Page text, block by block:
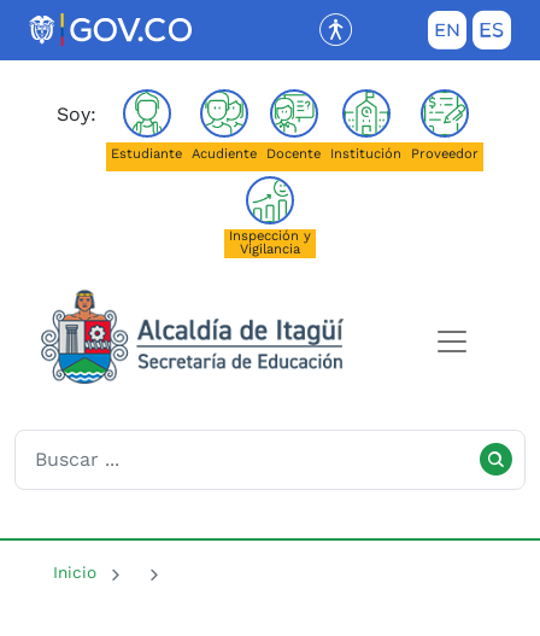
Saltar al contenido principal
(Este enlace abrirá una nueva
Soy:
Estudiante Acudiente Docente Institución Proveedor
Inspección y
Vigilancia
Inicio